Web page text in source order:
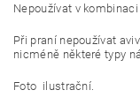
Nepoužívat v
Při praní nepoužívat
nicméně některé typy
Foto ilustrační.